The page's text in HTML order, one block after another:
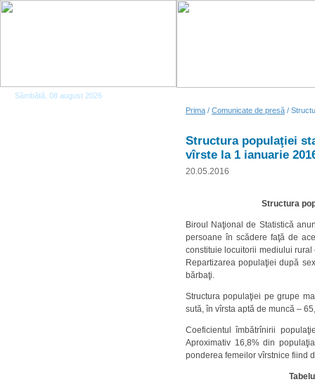
Sâmbătă, 08 august 2026
Prima / Comunicate de presă /
Structura populaţiei
vîrste la 1 ianuarie
20.05.2016
Structura
Biroul Naţional de Statistică
persoane în scădere faţă de
constituie locuitorii mediului
Repartizarea populaţiei după
bărbaţi.
Structura populaţiei pe grupe
sută, în vîrsta aptă de muncă –
Coeficientul îmbătrînirii
Aproximativ 16,8% din
ponderea femeilor vîrstnice fiind